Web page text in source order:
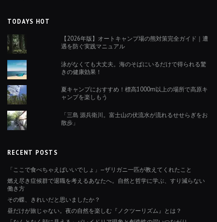
TODAYS HOT
【2026年版】オートキャンプ場の熊対策完全ガイド｜遭
遇を防ぐ実践マニュアル
泳がなくても大丈夫。海のそばにいるだけで得られる驚
きの健康効果！
夏キャンプにおすすめ！標高1000m以上の場所で高原キ
ャンプを楽しもう
「三島 源兵衛川。富士山の伏流水が流れるせせらぎをお
散歩」
RECENT POSTS
「ここで食べちゃえばいいでしょ」—ザリガニ一匹が教えてくれたこと
燃え尽き症候群で退職を考えるあなたへ。自然と哲学に学ぶ、すり減らない
働き方
その蝶、きれいだと思いましたか？
昼だけが旅じゃない。夜の自然を楽しむ『ノクツーリズム』とは？